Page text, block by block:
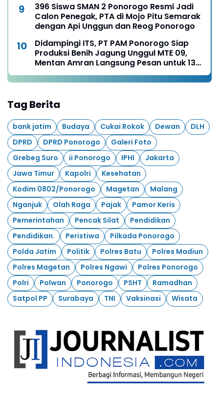
396 Siswa SMAN 2 Ponorogo Resmi Jadi
Calon Penegak, PTA di Mojo Pitu Semarak
dengan Api Unggun dan Reog Ponorogo
Didampingi ITS, PT PAM Ponorogo Siap
Produksi Benih Jagung Unggul MTE 09,
Mentan Amran Langsung Pesan untuk 13
Ribu Hektare
Tag Berita
bank jatim Budaya Cukai Rokok Dewan
DLH
DPRD
DPRD Ponorogo
Galeri Foto
Grebeg Suro
ii Ponorogo IPHI
Jakarta
Jawa Timur
Kapolri
Kesehatan
Kodim 0802/Ponorogo
Magetan
Malang
Nganjuk
Olah Raga Pajak
Pamor Keris
Pemerintahan
Pencak Silat
Pendidikan
Pendidikan.
Peristiwa
Pilkada Ponorogo
Polda Jatim
Politik Polres Batu
Polres Madiun
Polres Magetan
Polres Ngawi
Polres Ponorogo
Polri
Polwan Ponorogo PSHT
Ramadhan
Satpol PP
Surabaya TNI Vaksinasi Wisata